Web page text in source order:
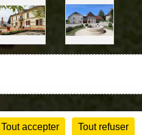
Tout accepter Tout refuser